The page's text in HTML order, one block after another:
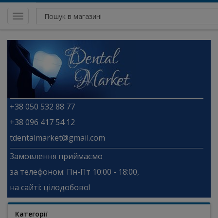
Toggle
navigation
+38 050 532 88 77
+38 096 417 54 12
tdentalmarket@gmail.com
Замовлення приймаємо
за телефоном: Пн-Пт 10:00 - 18:00,
на сайті: цілодобово!
Категорії